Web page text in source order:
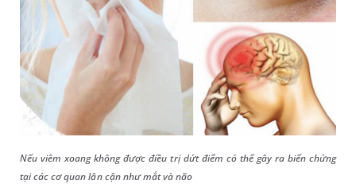
Nếu viêm xoang không được điều trị dứt điểm có thể gây ra biến chứng
tại các cơ quan lân cận như mắt và não